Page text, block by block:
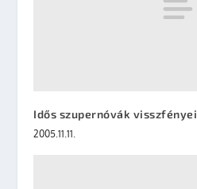
Idős szupernóvák visszfényei
2005.11.11.